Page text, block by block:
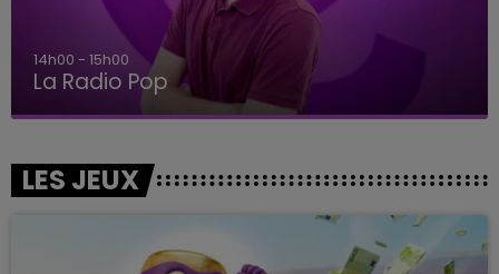
14h00 - 15h00
La Radio Pop
LES JEUX